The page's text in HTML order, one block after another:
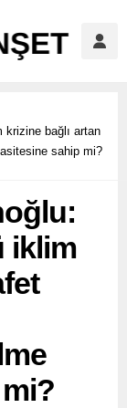
krizine bağlı artan
sahip mi?
iklim